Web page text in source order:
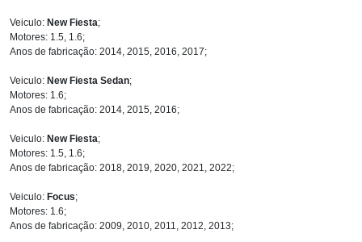
Veiculo: New Fiesta;
Motores: 1.5, 1.6;
Anos de fabricação: 2014, 2015, 2016, 2017;
Veiculo: New Fiesta Sedan;
Motores: 1.6;
Anos de fabricação: 2014, 2015, 2016;
Veiculo: New Fiesta;
Motores: 1.5, 1.6;
Anos de fabricação: 2018, 2019, 2020, 2021, 2022;
Veiculo: Focus;
Motores: 1.6;
Anos de fabricação: 2009, 2010, 2011, 2012, 2013;